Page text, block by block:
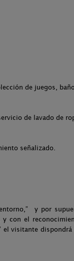
de juegos,
de lavado de
señalizado.
y por
con el
el visitante dispondrá